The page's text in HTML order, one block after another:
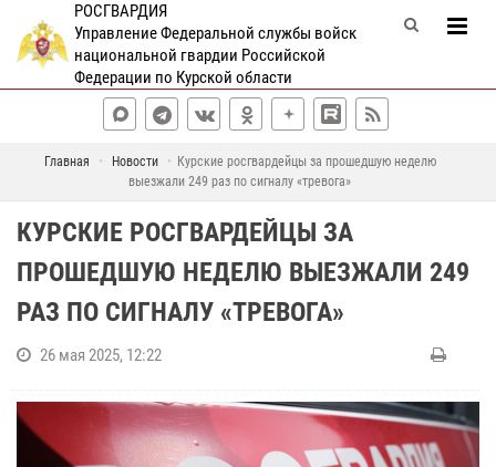
РОСГВАРДИЯ
Управление Федеральной службы войск
национальной гвардии Российской
Федерации по Курской области
Главная Новости
Курские росгвардейцы за прошедшую неделю
выезжали 249 раз по сигналу «тревога»
КУРСКИЕ РОСГВАРДЕЙЦЫ ЗА
ПРОШЕДШУЮ НЕДЕЛЮ ВЫЕЗЖАЛИ 249
РАЗ ПО СИГНАЛУ «ТРЕВОГА»
26 мая 2025, 12:22